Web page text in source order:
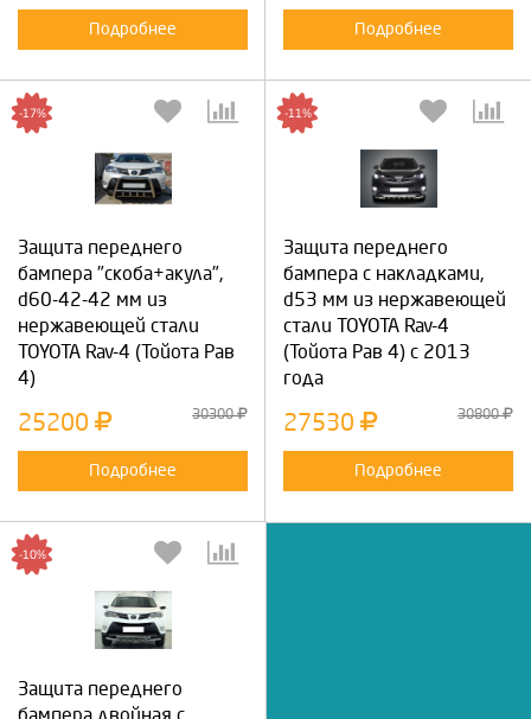
Подробнее Подробнее
Защита переднего
бампера "скоба+акула",
d60-42-42 мм из
нержавеющей стали
TOYOTA Rav-4 (Тойота Рав
4)
-17%
25200 30300
Подробнее
Защита переднего
бампера с накладками,
d53 мм из нержавеющей
стали TOYOTA Rav-4
(Тойота Рав 4) с 2013
года
-11%
27530 30800
Подробнее
Защита переднего
бампера двойная с
-10%